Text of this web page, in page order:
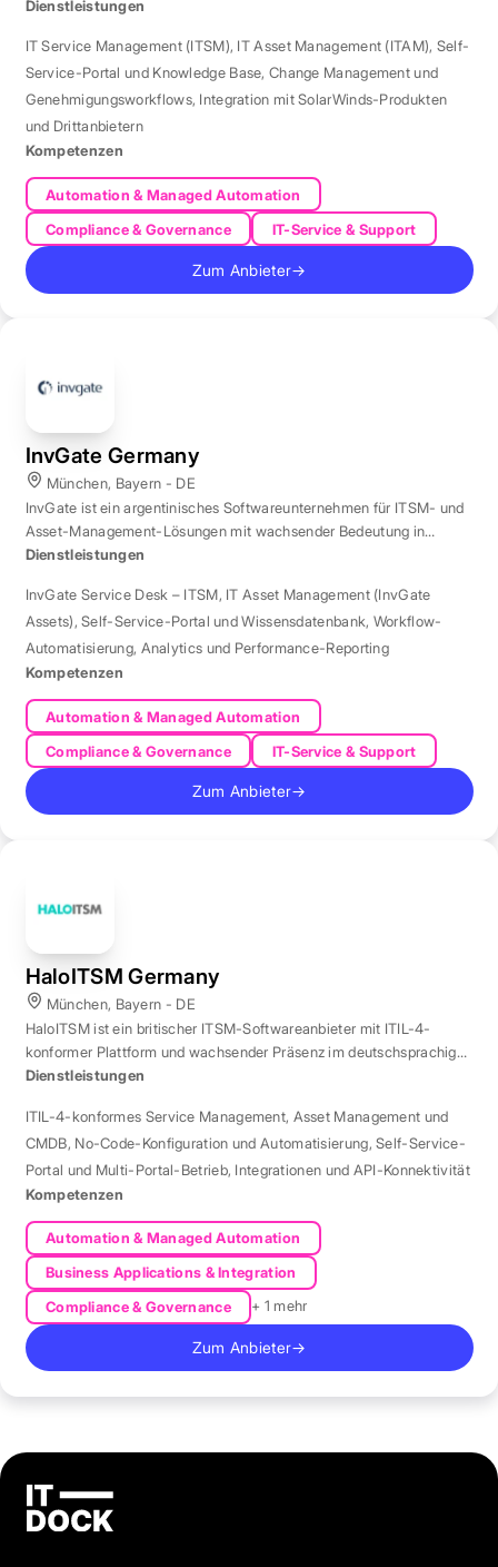
Prozessunterstützung.
Dienstleistungen
IT Service Management (ITSM), IT Asset Management (ITAM), Self-
Service-Portal und Knowledge Base, Change Management und
Genehmigungsworkflows, Integration mit SolarWinds-Produkten
und Drittanbietern
Kompetenzen
Automation & Managed Automation
Compliance & Governance
IT-Service & Support
Zum Anbieter→
InvGate Germany
München, Bayern - DE
InvGate ist ein argentinisches Softwareunternehmen für ITSM- und
Asset-Management-Lösungen mit wachsender Bedeutung in
Europa.
Dienstleistungen
InvGate Service Desk – ITSM, IT Asset Management (InvGate
Assets),Self-Service-Portal und Wissensdatenbank, Workflow-
Automatisierung, Analytics und Performance-Reporting
Kompetenzen
Automation & Managed Automation
Compliance & Governance
IT-Service & Support
Zum Anbieter→
HaloITSM Germany
München, Bayern - DE
HaloITSM ist ein britischer ITSM-Softwareanbieter mit ITIL-4-
konformer Plattform und wachsender Präsenz im deutschsprachigen
Markt.
Dienstleistungen
ITIL-4-konformes Service Management, Asset Management und
CMDB, No-Code-Konfiguration und Automatisierung,Self-Service-
Portal und Multi-Portal-Betrieb, Integrationen und API-Konnektivität
Kompetenzen
Automation & Managed Automation
Business Applications & Integration
Compliance & Governance
+ 1 mehr
Zum Anbieter→